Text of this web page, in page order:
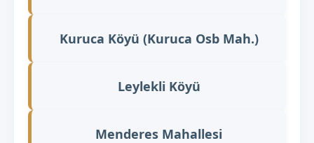
Kuruca Köyü (Kuruca Osb Mah.)
Leylekli Köyü
Menderes Mahallesi